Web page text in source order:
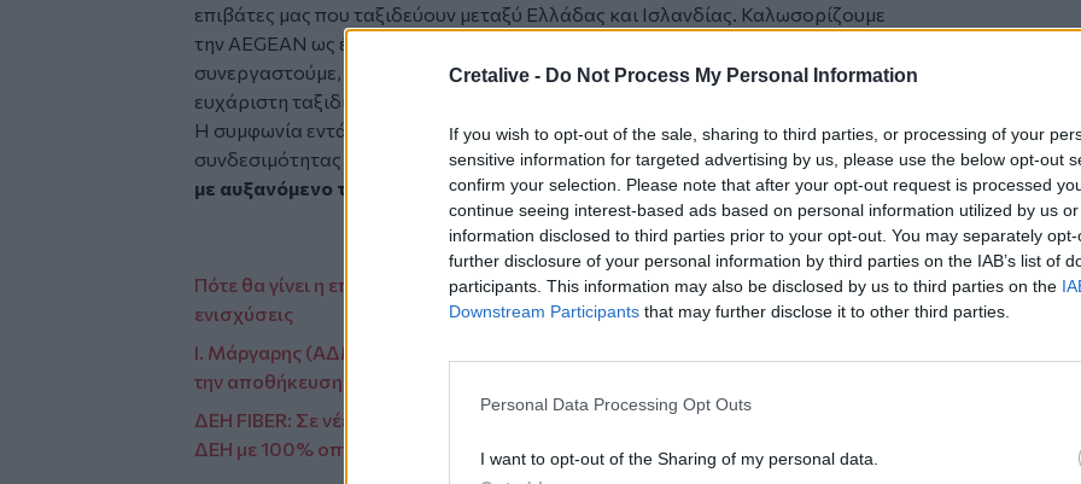
Cretalive - Do Not Process My Personal Information
If you wish to opt-out of the sale, sharing to third parties, or processing of your
sensitive information for targeted advertising by us, please use the below opt-out
confirm your selection. Please note that after your opt-out request is processed
continue seeing interest-based ads based on personal information utilized by us
information disclosed to third parties prior to your opt-out. You may separately
further disclosure of your personal information by third parties on the IAB’s list of
participants. This information may also be disclosed by us to third parties on the
Downstream Participants that may further disclose it to other third parties.
Personal Data Processing Opt Outs
I want to opt-out of the Sharing of my personal data.
επιβάτες μας που ταξιδεύουν μεταξύ Ελλάδας και Ισλανδίας. Καλωσορίζουμε
την AEGEAN ως έναν πολύτιμο συνεργάτη και ανυπομονούμε να
συνεργαστούμε, ώστε να προσφέρουμε στους επιβάτες μας μια ομαλή και
ευχάριστη ταξιδιωτική εμπειρία».
Η συμφωνία εντάσσεται στη στρατηγική της AEGEAN για συνεχή ενίσχυση της
συνδεσιμότητας του δικτύου της,διευρύνοντας την παρουσία της σε αγορές
με αυξανόμενο τουριστικό ενδιαφέρον.
Πότε θα γίνει η επόμενη πληρωμή των κτηνοτρόφων για τις συνδεδεμένες
ενισχύσεις
Ι. Μάργαρης (ΑΔΜΗΕ): Η ελληνική κυβέρνηση στηρίζει τις ΑΠΕ και επιταχύνει
την αποθήκευση
ΔΕΗ FIBER: Σε νέες περιοχές σε Αττική και Περιφέρεια το FTTH internet από τη
ΔΕΗ με 100% οπτική ίνα